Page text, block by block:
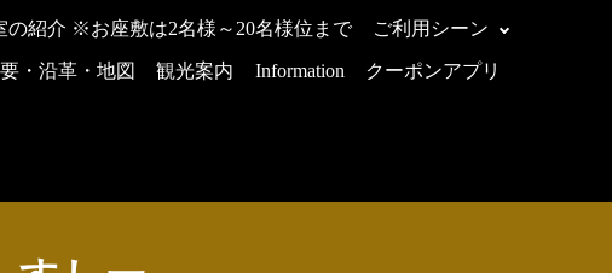
の紹介 ※お座敷は2名様～20名様位まで ご利用シーン
・沿革・地図 観光案内 Information クーポンアプリ